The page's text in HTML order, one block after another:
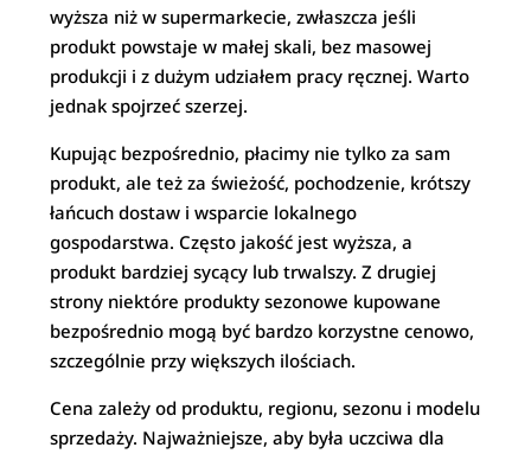
wyższa niż w supermarkecie, zwłaszcza jeśli
produkt powstaje w małej skali, bez masowej
produkcji i z dużym udziałem pracy ręcznej. Warto
jednak spojrzeć szerzej.
Kupując bezpośrednio, płacimy nie tylko za sam
produkt, ale też za świeżość, pochodzenie, krótszy
łańcuch dostaw i wsparcie lokalnego
gospodarstwa. Często jakość jest wyższa, a
produkt bardziej sycący lub trwalszy. Z drugiej
strony niektóre produkty sezonowe kupowane
bezpośrednio mogą być bardzo korzystne cenowo,
szczególnie przy większych ilościach.
Cena zależy od produktu, regionu, sezonu i modelu
sprzedaży. Najważniejsze, aby była uczciwa dla